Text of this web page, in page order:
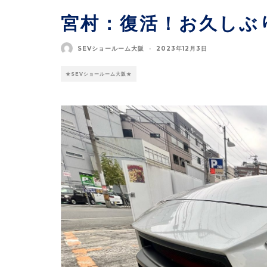
宮村：復活！お久しぶ
SEVショールーム大阪 · 2023年12月3日
★SEVショールーム大阪★